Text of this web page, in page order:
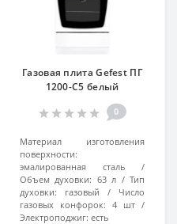
Газовая плита Gefest ПГ
1200-С5 белый
0
Материал изготовления
поверхности:
эмалированная сталь
Объем духовки: 63 л
Тип
духовки:
газовый
Число
газовых конфорок: 4 шт
Электроподжиг: есть